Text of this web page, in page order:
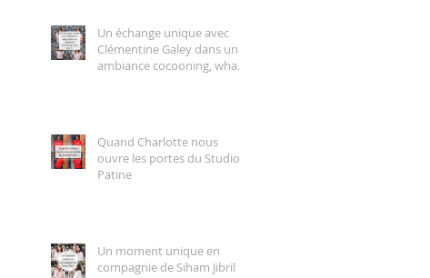
Un échange unique avec
Clémentine Galey dans une
ambiance cocooning, what
Quand Charlotte nous
ouvre les portes du Studio
Patine
Un moment unique en
compagnie de Siham Jibril